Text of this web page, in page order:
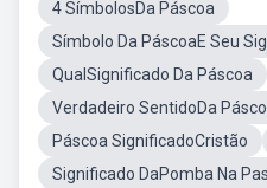
4 SímbolosDa Páscoa
Símbolo Da PáscoaE Seu
QualSignificado Da Páscoa
Verdadeiro SentidoDa
Páscoa SignificadoCristão
Significado DaPomba Na